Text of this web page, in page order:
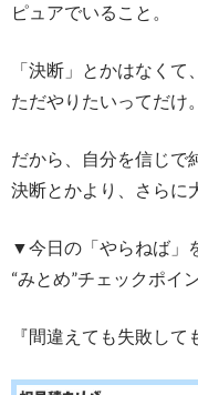
ピュアでいること。
「決断」とかはなくて、
ただやりたいってだけ。
だから、自分を信じで
決断とかより、さらに
▼今日の「やらねば」
“みとめ”チェックポイ
『間違えても失敗して